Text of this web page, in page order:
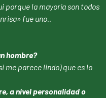
porque la mayoría son todos
fue uno..
hombre?
me parece lindo) que es lo
a nivel personalidad o